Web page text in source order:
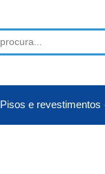
Pisos e revestimentos